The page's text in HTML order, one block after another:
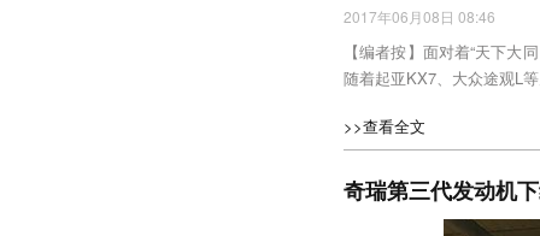
2017年06月08日 08:46
【编者按】面对着“天下
随着起亚KX7、大众途观L
>>查看全文
奇瑞第三代发动机